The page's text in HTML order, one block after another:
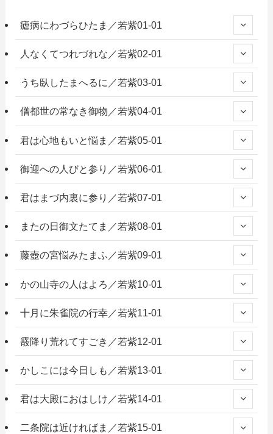
瘧病にわづらひたま／若紫01-01
人なくてつれづれな／若紫02-01
うち臥したまへるに／若紫03-01
僧都世の常なき御物／若紫04-01
君は心地もいと悩ま／若紫05-01
御迎への人びと参り／若紫06-01
君はまづ内裏に参り／若紫07-01
またの日御文たてま／若紫08-01
藤壺の宮悩みたまふ／若紫09-01
かの山寺の人はよろ／若紫10-01
十月に朱雀院の行幸／若紫11-01
霰降り荒れてすごき／若紫12-01
かしこには今日しも／若紫13-01
君は大殿におはしけ／若紫14-01
二条院は近ければま／若紫15-01